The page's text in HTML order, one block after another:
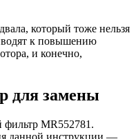
который тоже нельзя
к повышению
и конечно,
для замены
фильтр MR552781.